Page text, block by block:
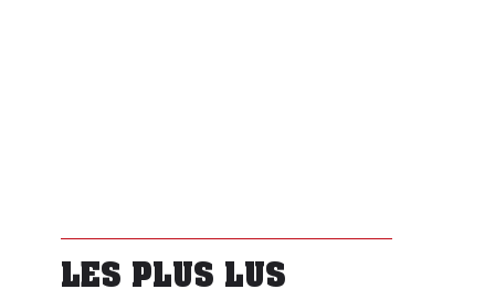
LES PLUS LUS